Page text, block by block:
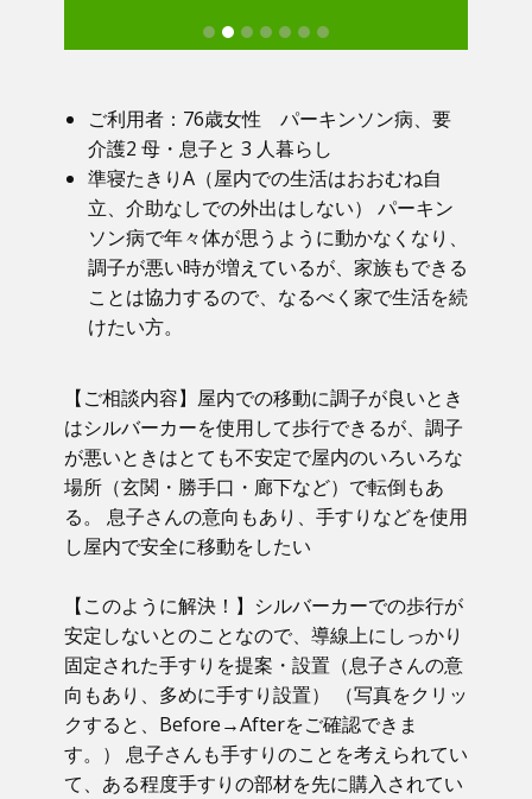
ご利用者：​76歳女性 パーキンソン病、要
介護2 母・息子と 3 人暮らし
準寝たきりA（屋内での生活はおおむね自
立、介助なしでの外出はしない） パーキン
ソン病で年々体が思うように動かなくなり、
調子が悪い時が増えているが、家族もできる
ことは協力するので、なるべく家で生活を続
けたい方。
【ご相談内容】​屋内での移動に調子が良いとき
はシルバーカーを使用して歩行できるが、調子
が悪いときはとても不安定で屋内のいろいろな
場所（玄関・勝手口・廊下など）で転倒もあ
る。 息子さんの意向もあり、手すりなどを使用
し屋内で安全に移動をしたい
【このように解決！】​シルバーカーでの歩行が
安定しないとのことなので、導線上にしっかり
固定された手すりを提案・設置（息子さんの意
向もあり、多めに手すり設置） （写真をクリッ
クすると、Before→Afterをご確認できま
す。） ​息子さんも手すりのことを考えられてい
て、ある程度手すりの部材を先に購入されてい